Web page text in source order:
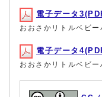
電子データ
おおさかリトルベビ
電子データ
おおさかリトルベビ